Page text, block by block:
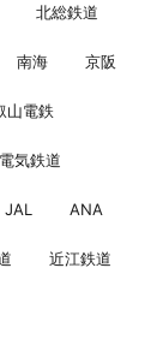
北総鉄道
南海 京阪
山電鉄
気鉄道
JAL ANA
近江鉄道